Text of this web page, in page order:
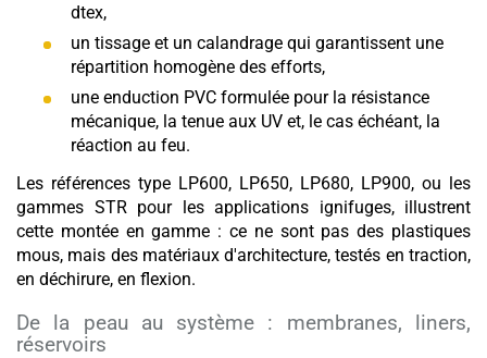
dtex,
un tissage et un calandrage qui garantissent une
répartition homogène des efforts,
une enduction PVC formulée pour la résistance
mécanique, la tenue aux UV et, le cas échéant, la
réaction au feu.
Les références type LP600, LP650, LP680, LP900, ou les
gammes STR pour les applications ignifuges, illustrent
cette montée en gamme : ce ne sont pas des plastiques
mous, mais des matériaux d'architecture, testés en traction,
en déchirure, en flexion.
De la peau au système : membranes, liners,
réservoirs